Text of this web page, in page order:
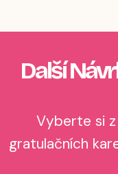
Další
Vyberte si z
gratulačních